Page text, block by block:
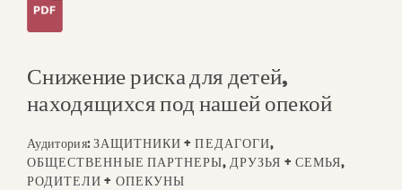
Снижение риска для детей,
находящихся под нашей опекой
Аудитория: ЗАЩИТНИКИ + ПЕДАГОГИ,
ОБЩЕСТВЕННЫЕ ПАРТНЕРЫ, ДРУЗЬЯ + СЕМЬЯ,
РОДИТЕЛИ + ОПЕКУНЫ